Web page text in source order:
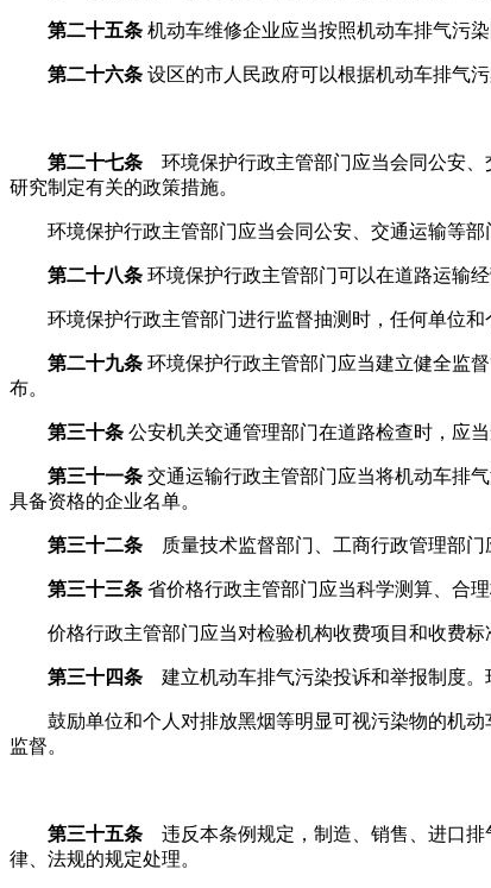
第二十五条 机动车维修企业应当按照机动车排气污
第二十六条 设区的市人民政府可以根据机动车排气
第二十七条 环境保护行政主管部门应当会同公安、
研究制定有关的政策措施。
环境保护行政主管部门应当会同公安、交通运输等部
第二十八条 环境保护行政主管部门可以在道路运输
环境保护行政主管部门进行监督抽测时，任何单位和
第二十九条 环境保护行政主管部门应当建立健全监
布。
第三十条 公安机关交通管理部门在道路检查时，应
第三十一条 交通运输行政主管部门应当将机动车排
具备资格的企业名单。
第三十二条 质量技术监督部门、工商行政管理部门
第三十三条 省价格行政主管部门应当科学测算、合
价格行政主管部门应当对检验机构收费项目和收费标
第三十四条 建立机动车排气污染投诉和举报制度。
鼓励单位和个人对排放黑烟等明显可视污染物的机动
监督。
第三十五条 违反本条例规定，制造、销售、进口排
律、法规的规定处理。